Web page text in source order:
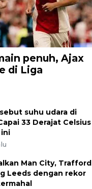
penuh, Ajax
di Liga
sebut suhu udara di
33 Derajat Celsius
Man City, Trafford
Leeds dengan rekor